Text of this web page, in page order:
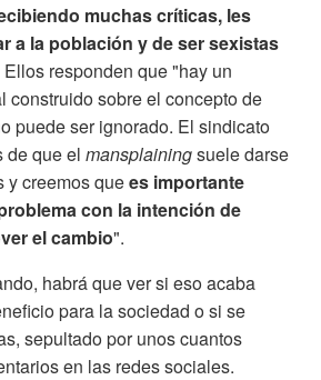
muchas críticas, les
a la población y de ser sexistas
responden que "hay un
construido sobre el concepto de
puede ser ignorado. El sindicato
de que el mansplainingsuele darse
y creemos quees importante
con la intención de
el cambio".
habrá que ver si eso acaba
para la sociedad o si se
sepultado por unos cuantos
en las redes sociales.